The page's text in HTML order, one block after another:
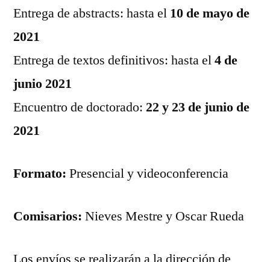
Entrega de abstracts: hasta el 10 de mayo de
2021
Entrega de textos definitivos: hasta el4 de
junio 2021
Encuentro de doctorado: 22 y 23 de junio de
2021
Formato: Presencial y videoconferencia
Comisarios: Nieves Mestre y Oscar Rueda